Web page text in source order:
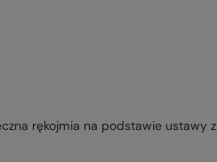
rękojmia na podstawie ustawy z